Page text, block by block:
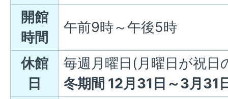
開館
時間
午前9時～午後5時
休館
日
毎週月曜日(月曜日が祝日
冬期間 12月31日～3月31